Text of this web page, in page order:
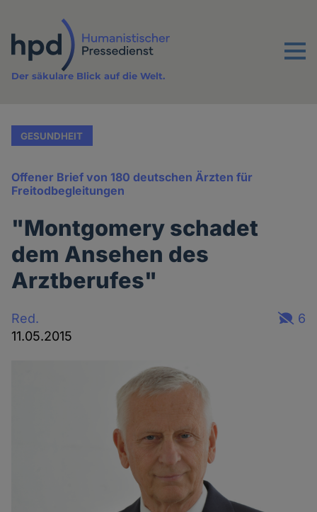
Inhalt
Menu
Der säkulare Blick auf die Welt.
GESUNDHEIT
Offener Brief von 180 deutschen Ärzten für
Freitodbegleitungen
"Montgomery schadet
dem Ansehen des
Arztberufes"
Red.
11.05.2015
6